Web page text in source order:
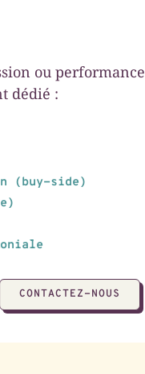
ou performance
dédié :
(buy-side)
CONTACTEZ-NOUS